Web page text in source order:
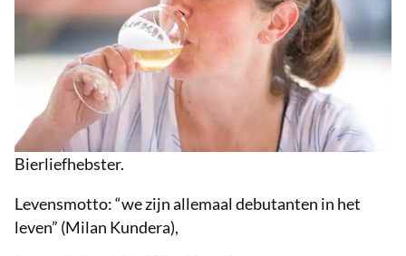
Bierliefhebster.
Levensmotto: “we zijn allemaal debutanten in het
leven” (Milan Kundera),